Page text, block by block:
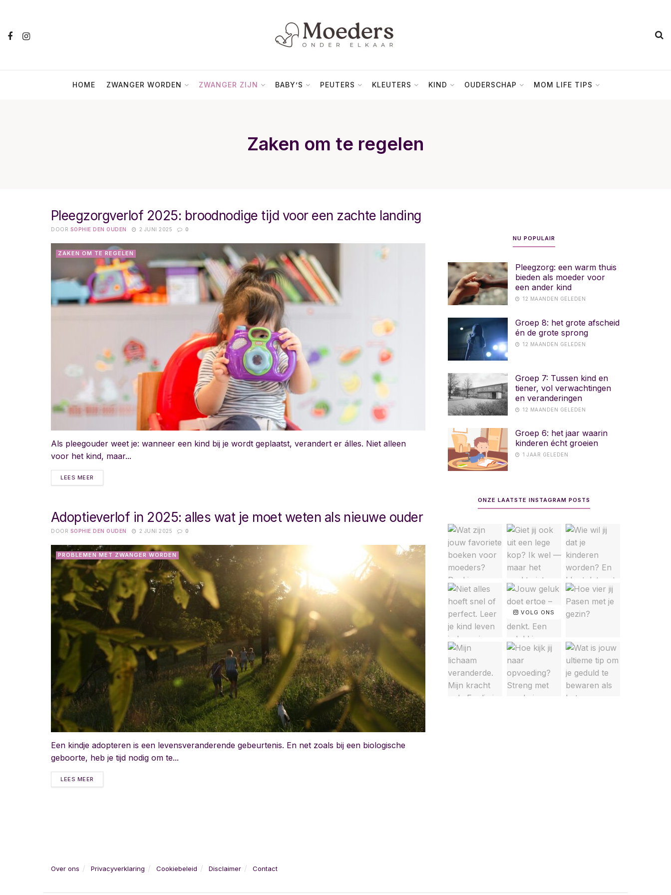
HOME ZWANGER WORDEN ZWANGER ZIJN BABY’S PEUTERS KLEUTERS KIND OUDERSCHAP MOM LIFE TIPS
Zaken om te regelen
Pleegzorgverlof 2025: broodnodige tijd voor een zachte landing
DOOR SOPHIE DEN OUDEN 2 JUNI 2025 0
ZAKEN OM TE REGELEN
Als pleegouder weet je: wanneer een kind bij je wordt geplaatst, verandert er álles. Niet alleen
voor het kind, maar...
LEES MEER
Adoptieverlof in 2025: alles wat je moet weten als nieuwe ouder
DOOR SOPHIE DEN OUDEN 2 JUNI 2025 0
PROBLEMEN MET ZWANGER WORDEN
Een kindje adopteren is een levensveranderende gebeurtenis. En net zoals bij een biologische
geboorte, heb je tijd nodig om te...
LEES MEER
NU POPULAIR
Pleegzorg: een warm thuis
bieden als moeder voor
een ander kind
12 MAANDEN GELEDEN
Groep 8: het grote afscheid
én de grote sprong
12 MAANDEN GELEDEN
Groep 7: Tussen kind en
tiener, vol verwachtingen
en veranderingen
12 MAANDEN GELEDEN
Groep 6: het jaar waarin
kinderen écht groeien
1 JAAR GELEDEN
ONZE LAATSTE INSTAGRAM POSTS
VOLG ONS
Over ons Privacyverklaring Cookiebeleid Disclaimer Contact